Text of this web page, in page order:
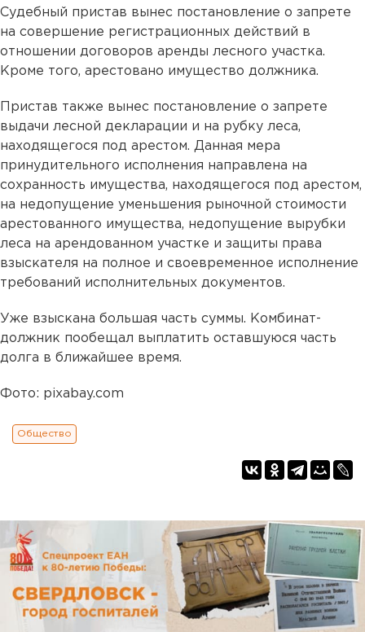
Судебный пристав вынес постановление о запрете
на совершение регистрационных действий в
отношении договоров аренды лесного участка.
Кроме того, арестовано имущество должника.
Пристав также вынес постановление о запрете
выдачи лесной декларации и на рубку леса,
находящегося под арестом. Данная мера
принудительного исполнения направлена на
сохранность имущества, находящегося под арестом,
на недопущение уменьшения рыночной стоимости
арестованного имущества, недопущение вырубки
леса на арендованном участке и защиты права
взыскателя на полное и своевременное исполнение
требований исполнительных документов.
Уже взыскана большая часть суммы. Комбинат-
должник пообещал выплатить оставшуюся часть
долга в ближайшее время.
Фото: pixabay.com
Общество